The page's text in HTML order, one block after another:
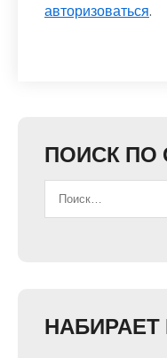
авторизоваться.
ПОИСК ПО